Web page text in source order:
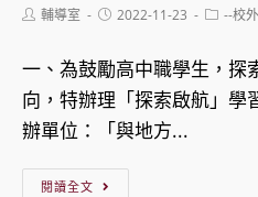
學
系
舉
辦
師
範
大
學
Post輔導室
Post2022-11-23
Post--校
一、為鼓勵高中職學生，探
向，特辦理「探索啟航」學
辦單位：「與地方...
閱讀全文